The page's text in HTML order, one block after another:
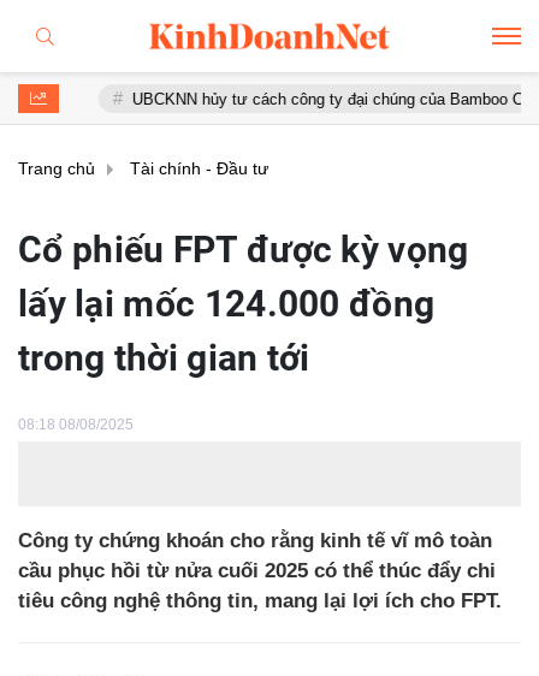
UBCKNN hủy tư cách công ty đại chúng của Bamboo Capital và
Trang chủ Tài chính - Đầu tư
Cổ phiếu FPT được kỳ vọng
lấy lại mốc 124.000 đồng
trong thời gian tới
08:18 08/08/2025
Công ty chứng khoán cho rằng kinh tế vĩ mô toàn
cầu phục hồi từ nửa cuối 2025 có thể thúc đẩy chi
tiêu công nghệ thông tin, mang lại lợi ích cho FPT.